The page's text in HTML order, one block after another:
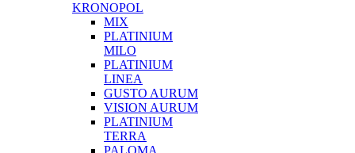
KRONOPOL
MIX
PLATINIUM
MILO
PLATINIUM
LINEA
GUSTO AURUM
VISION AURUM
PLATINIUM
TERRA
PALOMA